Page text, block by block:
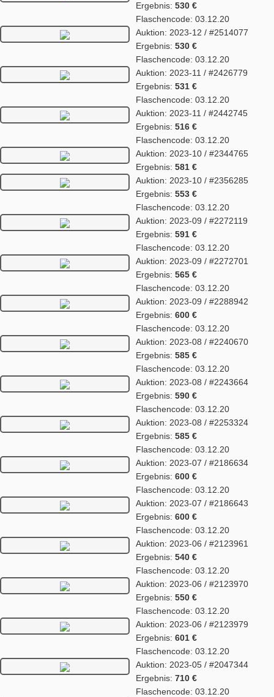
Ergebnis: 530 €
Flaschencode: 03.12.20
Auktion: 2023-12 / #2514077
Ergebnis: 530 €
Flaschencode: 03.12.20
Auktion: 2023-11 / #2426779
Ergebnis: 531 €
Flaschencode: 03.12.20
Auktion: 2023-11 / #2442745
Ergebnis: 516 €
Flaschencode: 03.12.20
Auktion: 2023-10 / #2344765
Ergebnis: 581 €
Auktion: 2023-10 / #2356285
Ergebnis: 553 €
Flaschencode: 03.12.20
Auktion: 2023-09 / #2272119
Ergebnis: 591 €
Flaschencode: 03.12.20
Auktion: 2023-09 / #2272701
Ergebnis: 565 €
Flaschencode: 03.12.20
Auktion: 2023-09 / #2288942
Ergebnis: 600 €
Flaschencode: 03.12.20
Auktion: 2023-08 / #2240670
Ergebnis: 585 €
Flaschencode: 03.12.20
Auktion: 2023-08 / #2243664
Ergebnis: 590 €
Flaschencode: 03.12.20
Auktion: 2023-08 / #2253324
Ergebnis: 585 €
Flaschencode: 03.12.20
Auktion: 2023-07 / #2186634
Ergebnis: 600 €
Flaschencode: 03.12.20
Auktion: 2023-07 / #2186643
Ergebnis: 600 €
Flaschencode: 03.12.20
Auktion: 2023-06 / #2123961
Ergebnis: 540 €
Flaschencode: 03.12.20
Auktion: 2023-06 / #2123970
Ergebnis: 550 €
Flaschencode: 03.12.20
Auktion: 2023-06 / #2123979
Ergebnis: 601 €
Flaschencode: 03.12.20
Auktion: 2023-05 / #2047344
Ergebnis: 710 €
Flaschencode: 03.12.20